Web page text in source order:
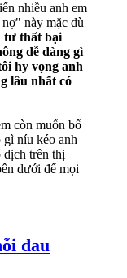
nhiều anh em
này mặc dù
tư thất bại
dễ dàng gì
hy vọng anh
lâu nhất có
còn muốn bổ
níu kéo anh
dịch trên thị
dưới để mọi
đau